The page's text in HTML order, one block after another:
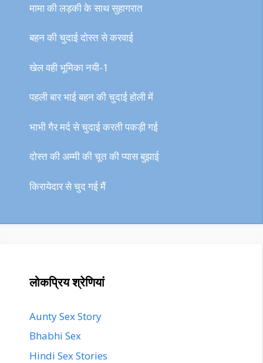
मामा की लड़की के साथ सुहागरात
बहन की चुदाई दोस्त से करवाई
खेल वही भूमिका नयी-1
पहली बार भाई बहन की चुदाई होली में
भाभी गैर मर्द से चुदाई करती पकड़ी गई
दोस्त की अम्मी की चूत की प्यास बुझाई
किरायेदार से चुद गई मैं
लोकप्रिय श्रेणियां
Aunty Sex Story
Bhabhi Sex
Hindi Sex Stories